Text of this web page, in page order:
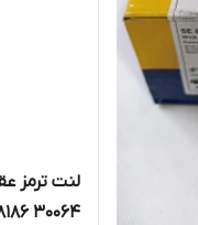
30064 8186 سگال